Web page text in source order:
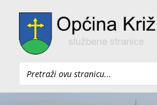
Pretraži